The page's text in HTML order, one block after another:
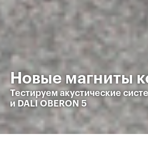
Новые магниты
Тестируем акустические
и DALI OBERON 5